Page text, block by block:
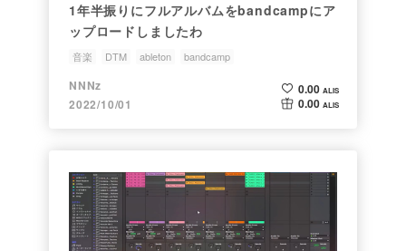
1年半振りにフルアルバムをbandcampにア
ップロードしましたわ
音楽 DTM ableton bandcamp
NNNz
2022/10/01
0.00 ALIS
0.00 ALIS